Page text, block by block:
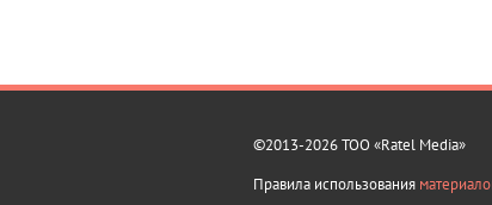
©2013-2026 ТОО «Ratel Media»
Правила использования